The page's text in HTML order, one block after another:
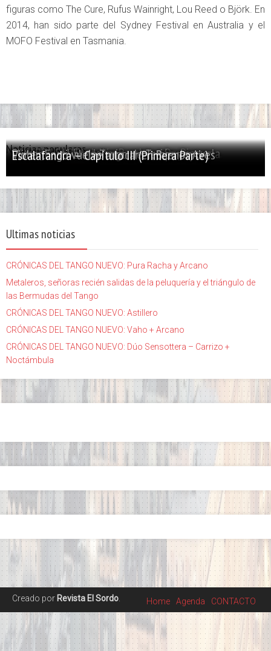
figuras como The Cure, Rufus Wainright, Lou Reed o Björk. En
2014, han sido parte del Sydney Festival en Australia y el
MOFO Festival en Tasmania.
Noticias populares
PALABRA SANTA: Julián Peralta – De Picasso...
El tango y el bandoneón, evolución y escuela
Primer Festival de Tango de Temperley
Violentango vuelve a tocar en Buenos Aires
Escalafandra – Capítulo III (Primera Parte)
Ultimas noticias
CRÓNICAS DEL TANGO NUEVO: Pura Racha y Arcano
Metaleros, señoras recién salidas de la peluquería y el triángulo de
las Bermudas del Tango
CRÓNICAS DEL TANGO NUEVO: Astillero
CRÓNICAS DEL TANGO NUEVO: Vaho + Arcano
CRÓNICAS DEL TANGO NUEVO: Dúo Sensottera – Carrizo +
Noctámbula
Creado por Revista El Sordo Home Agenda CONTACTO